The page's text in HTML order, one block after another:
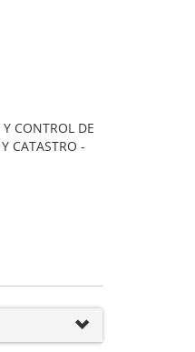
CONTROL DE
CATASTRO -